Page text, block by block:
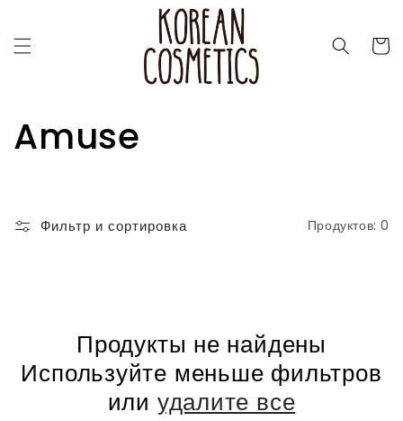
контенту
К
л
к
ц
Amuse
Фильтр и сортировка Продуктов: 0
Продукты не найдены
Используйте меньше фильтров
или удалите все